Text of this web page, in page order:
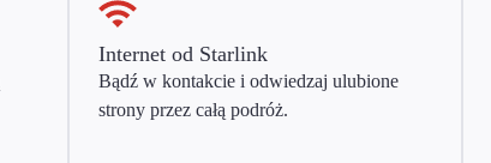
Internet od Starlink
Bądź w kontakcie i odwiedzaj ulubione
strony przez całą podróż.